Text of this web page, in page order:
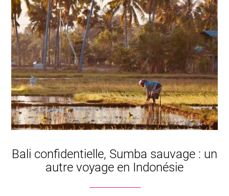
Bali confidentielle, Sumba sauvage : un
autre voyage en Indonésie